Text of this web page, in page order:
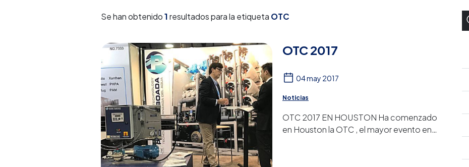
Se han obtenido1resultados para la etiqueta OTC
OTC 2017
04 may 2017
Noticias
OTC 2017 EN HOUSTON Ha comenzado
en Houston la OTC , el mayor evento en